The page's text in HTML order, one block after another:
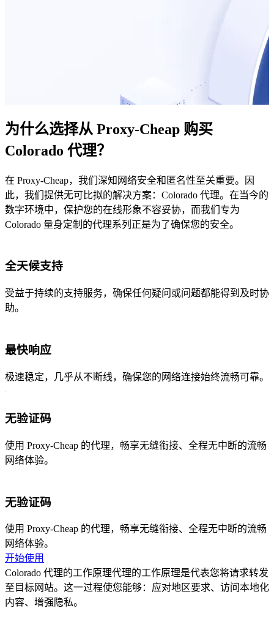
为什么选择从 Proxy-Cheap 购买
Colorado 代理？
在 Proxy-Cheap，我们深知网络安全和匿名性至关重要。因
此，我们提供无可比拟的解决方案：Colorado 代理。在当今的
数字环境中，保护您的在线形象不容妥协，而我们专为
Colorado 量身定制的代理系列正是为了确保您的安全。
全天候支持
受益于持续的支持服务，确保任何疑问或问题都能得到及时协
助。
最快响应
极速稳定，几乎从不断线，确保您的网络连接始终流畅可靠。
无验证码
使用 Proxy-Cheap 的代理，畅享无缝衔接、全程无中断的流畅
网络体验。
无验证码
使用 Proxy-Cheap 的代理，畅享无缝衔接、全程无中断的流畅
网络体验。
开始使用
Colorado 代理的工作原理代理的工作原理是代表您将请求转发
至目标网站。这一过程使您能够：应对地区要求、访问本地化
内容、增强隐私。